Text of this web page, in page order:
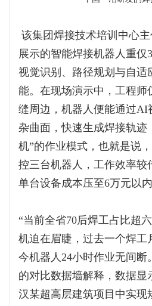
该集团焊接技术培训中心
展示的智能焊接机器人重仅
视觉识别、路径规划与自适
能。在现场演示中，工程师
缝周边，机器人便能通过AI
杂曲面，快速生成焊接轨迹
机”的作业模式，也就是说
控三台机器人，工作效率较
单台设备成本压至6万元以内
“当前全省70后焊工占比超
机迫在眉睫，过去一个焊工
今机器人24小时作业无间断
的对比数据墙解释，数据显
汉某超高层建筑项目中实现